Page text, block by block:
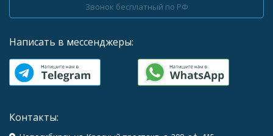
Звонок бесплатный по РФ
Написать в мессенджеры:
Контакты: